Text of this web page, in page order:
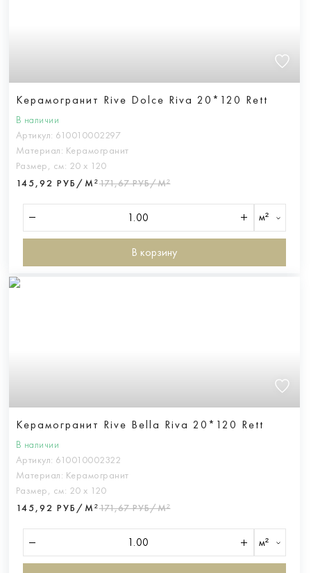
Керамогранит Rive Dolce Riva 20*120 Rett
В наличии
Артикул: 610010002297
Материал: Керамогранит
Размер, см: 20 х 120
145,92 РУБ/М²171,67 РУБ/М²
м²
В корзину
Керамогранит Rive Bella Riva 20*120 Rett
В наличии
Артикул: 610010002322
Материал: Керамогранит
Размер, см: 20 х 120
145,92 РУБ/М²171,67 РУБ/М²
м²